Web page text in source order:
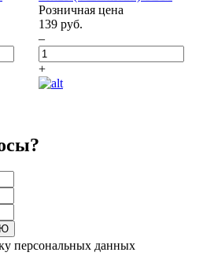
Розничная цена
139 руб.
–
+
персональных данных